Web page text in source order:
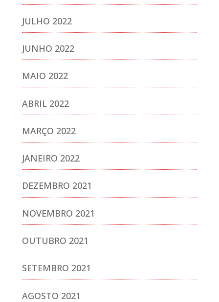
JULHO 2022
JUNHO 2022
MAIO 2022
ABRIL 2022
MARÇO 2022
JANEIRO 2022
DEZEMBRO 2021
NOVEMBRO 2021
OUTUBRO 2021
SETEMBRO 2021
AGOSTO 2021